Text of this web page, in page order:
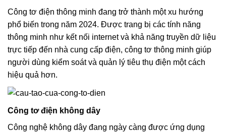
Công tơ điện thông minh đang trở thành một xu hướng
phổ biến trong năm 2024. Được trang bị các tính năng
thông minh như kết nối internet và khả năng truyền dữ liệu
trực tiếp đến nhà cung cấp điện, công tơ thông minh giúp
người dùng kiểm soát và quản lý tiêu thụ điện một cách
hiệu quả hơn.
Công tơ điện không dây
Công nghệ không dây đang ngày càng được ứng dụng